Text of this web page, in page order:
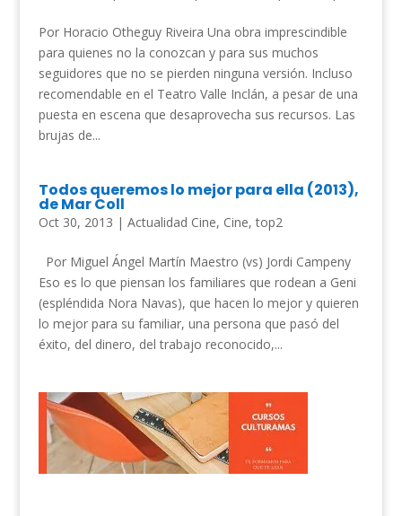
Por Horacio Otheguy Riveira Una obra imprescindible
para quienes no la conozcan y para sus muchos
seguidores que no se pierden ninguna versión. Incluso
recomendable en el Teatro Valle Inclán, a pesar de una
puesta en escena que desaprovecha sus recursos. Las
brujas de...
Todos queremos lo mejor para ella (2013),
de Mar Coll
Oct 30, 2013 | Actualidad Cine, Cine,top2
Por Miguel Ángel Martín Maestro (vs) Jordi Campeny
Eso es lo que piensan los familiares que rodean a Geni
(espléndida Nora Navas), que hacen lo mejor y quieren
lo mejor para su familiar, una persona que pasó del
éxito, del dinero, del trabajo reconocido,...